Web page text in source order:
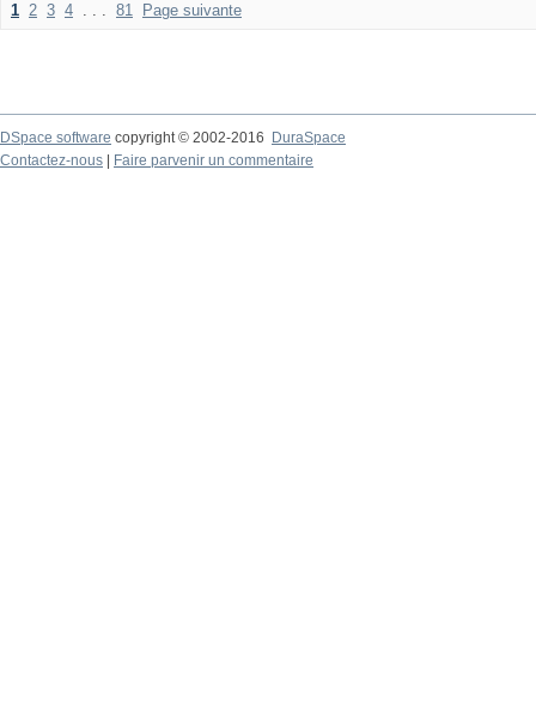
1 2 3 4 . . . 81 Page suivante
DSpace software copyright © 2002-2016
DuraSpace
Contactez-nous
Faire parvenir un commentaire